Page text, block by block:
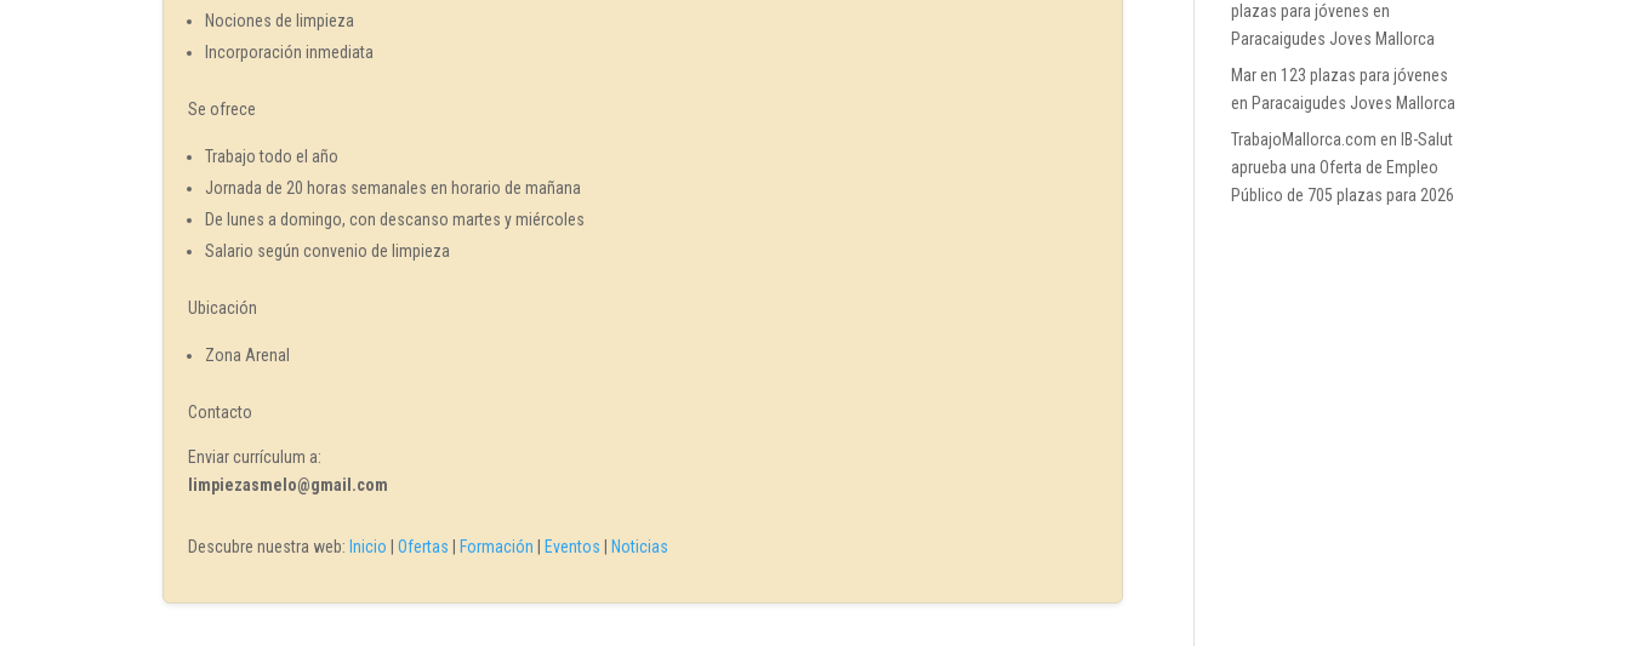
Nociones de limpieza
Incorporación inmediata
Se ofrece
Trabajo todo el año
Jornada de 20 horas semanales en horario de mañana
De lunes a domingo, con descanso martes y miércoles
Salario según convenio de limpieza
Ubicación
Zona Arenal
Contacto
Enviar currículum a:
limpiezasmelo@gmail.com
Descubre nuestra web:Inicio |Ofertas |Formación |Eventos |Noticias
plazas para jóvenes en
Paracaigudes Joves Mallorca
Maren 123 plazas para jóvenes
en Paracaigudes Joves Mallorca
TrabajoMallorca.com en IB-Salut
aprueba una Oferta de Empleo
Público de 705 plazas para 2026